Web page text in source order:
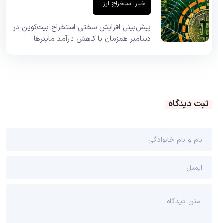
اخبار استخراج ارز دیجیتال
پیش‌بینی افزایش سختی استخراج بیت‌کوین در
دسامبر همزمان با کاهش درآمد ماینرها
ثبت دیدگاه